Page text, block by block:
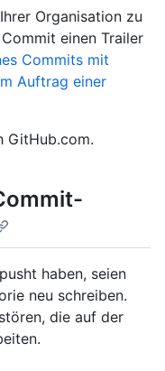
Organisation zu
einen Trailer
Commits mit
Auftrag einer
GitHub.com.
haben, seien
neu schreiben.
die auf der